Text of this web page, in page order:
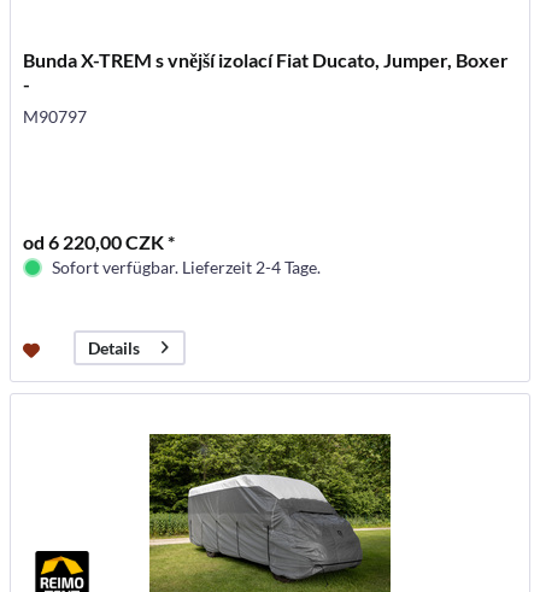
Bunda X-TREM s vnější izolací Fiat Ducato, Jumper, Boxer
-
M90797
od 6 220,00 CZK *
Sofort verfügbar. Lieferzeit 2-4 Tage.
Details